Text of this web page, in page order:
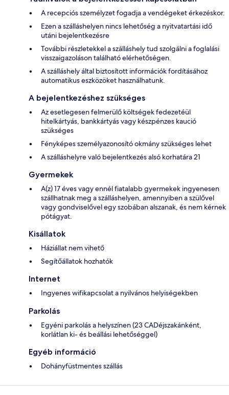
A recepciós személyzet fogadja a vendégeket érkezéskor.
Ezen a szálláshelyen nincs lehetőség a nyitvatartási idő
utáni bejelentkezésre
További részletekkel a szálláshely tud szolgálni a foglalási
visszaigazoláson található elérhetőségen.
A szálláshely által biztosított információk fordításához
automatikus eszközöket használhatunk.
A bejelentkezéshez szükséges
Az esetlegesen felmerülő költségek fedezetéül
hitelkártyás, bankkártyás vagy készpénzes kaució
szükséges
Fényképes személyazonosító okmány szükséges lehet
A szálláshelyre való bejelentkezés alsó korhatára 21
Gyermekek
A(z) 17 éves vagy ennél fiatalabb gyermekek ingyenesen
szállhatnak meg a szálláshelyen, amennyiben a szülővel
vagy gondviselővel egy szobában alszanak, és nem kérnek
pótágyat.
Kisállatok
Háziállat nem vihető
Segítőállatok hozhatók
Internet
Ingyenes wifikapcsolat a nyilvános helyiségekben
Parkolás
Egyéni parkolás a helyszínen (23 CADéjszakánként,
korlátlan ki- és beállási lehetőséggel)
Egyéb információ
Dohányfüstmentes szállás